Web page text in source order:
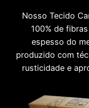
Nosso Tecido
100% de
espesso do
produzido com
rusticidade e